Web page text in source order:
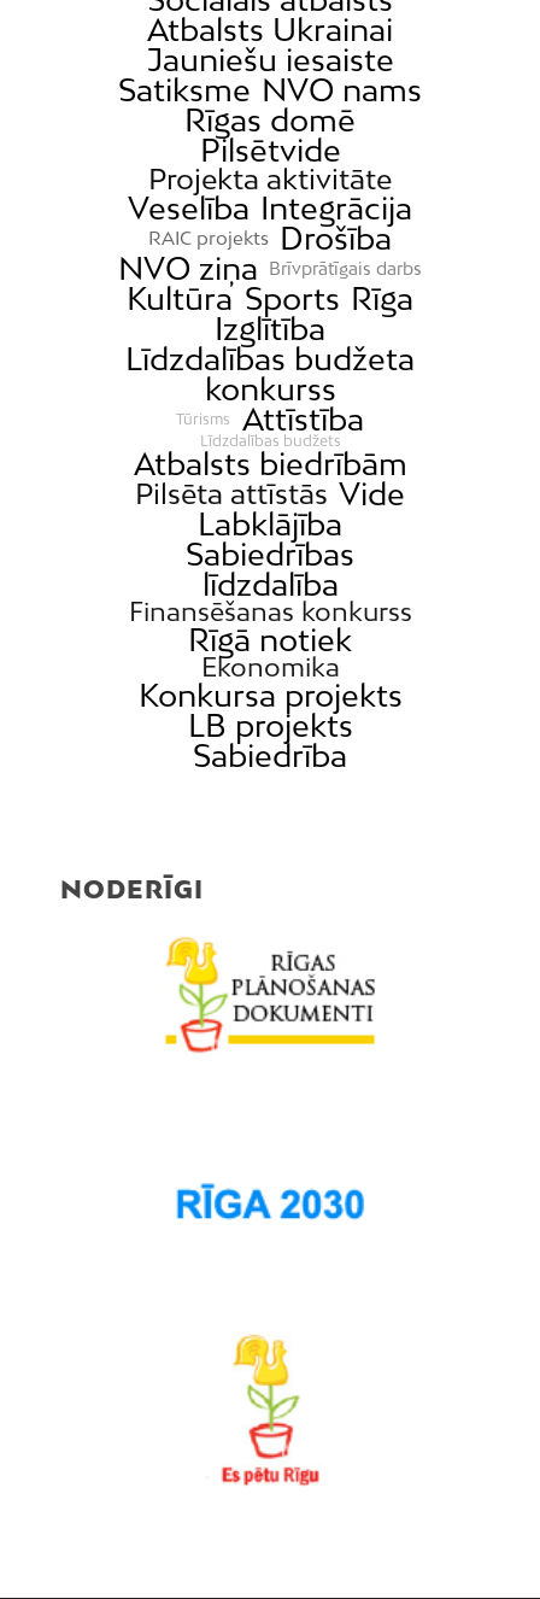
Atbalsts Ukrainai
Jauniešu iesaiste
Satiksme NVO nams
Rīgas domē
Pilsētvide
Projekta aktivitāte
Veselība Integrācija
RAIC projekts
Drošība
NVO ziņa
Brīvprātīgais darbs
Kultūra Sports Rīga
Izglītība
Līdzdalības budžeta
konkurss
Tūrisms Attīstība
Līdzdalības budžets
Atbalsts biedrībām
Pilsēta attīstās Vide
Labklājība
Sabiedrības
līdzdalība
Finansēšanas konkurss
Rīgā notiek
Ekonomika
Konkursa projekts
LB projekts
Sabiedrība
NODERĪGI